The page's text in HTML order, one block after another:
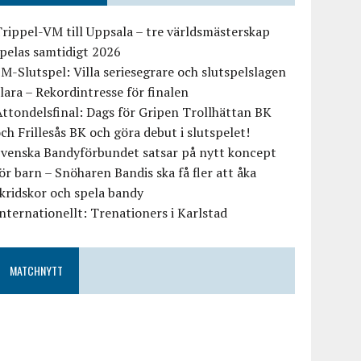
VM till Uppsala – tre världsmästerskap
samtidigt 2026
Slutspel: Villa seriesegrare och slutspelslagen
– Rekordintresse för finalen
Dags för Gripen Trollhättan BK
Frillesås BK och göra debut i slutspelet!
Bandyförbundet satsar på nytt koncept
barn – Snöharen Bandis ska få fler att åka
och spela bandy
Trenationers i Karlstad
MATCHNYTT